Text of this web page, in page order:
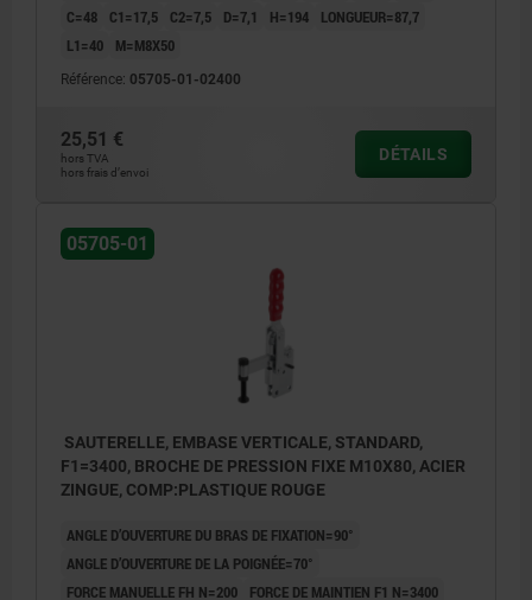
C=48
C1=17,5 C2=7,5 D=7,1 H=194
LONGUEUR=87,7
L1=40
M=M8X50
Référence: 05705-01-02400
25,51 €
hors TVA
hors frais d’envoi
DÉTAILS
05705-01
SAUTERELLE, EMBASE VERTICALE, STANDARD,
F1=3400, BROCHE DE PRESSION FIXE M10X80, ACIER
ZINGUE, COMP:PLASTIQUE ROUGE
ANGLE D’OUVERTURE DU BRAS DE FIXATION=90°
ANGLE D’OUVERTURE DE LA POIGNÉE=70°
FORCE MANUELLE FH N=200
FORCE DE MAINTIEN F1 N=3400